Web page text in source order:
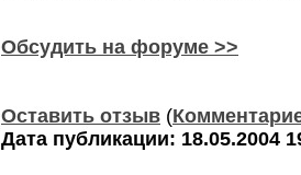
Обсудить на форуме >>
Оставить отзыв (
Дата публикации: 18.05.2004